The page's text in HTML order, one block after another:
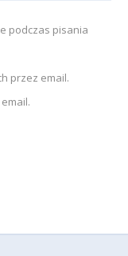
podczas pisania
przez email.